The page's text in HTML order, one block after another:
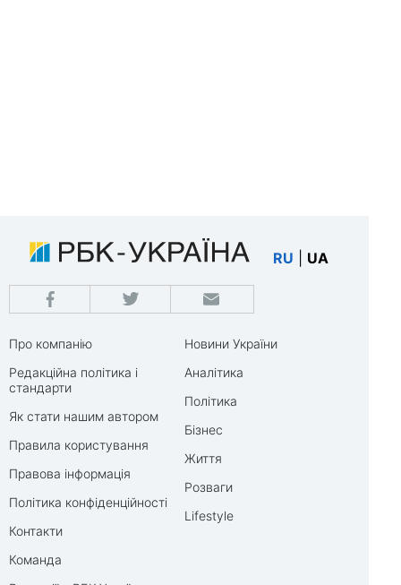
RU UA
Про компанію
Редакційна політика і
стандарти
Як стати нашим автором
Правила користування
Правова інформація
Політика конфіденційності
Контакти
Команда
Новини України
Аналітика
Політика
Бізнес
Життя
Розваги
Lifestyle